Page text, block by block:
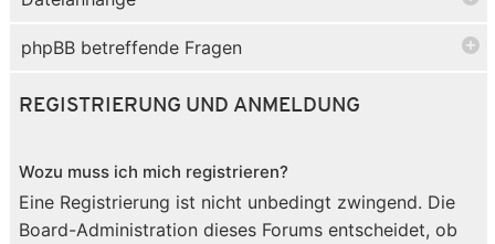
phpBB betreffende Fragen
REGISTRIERUNG UND ANMELDUNG
Wozu muss ich mich registrieren?
Eine Registrierung ist nicht unbedingt zwingend. Die
Board-Administration dieses Forums entscheidet, ob